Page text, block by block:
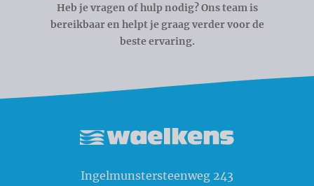
Heb je vragen of hulp nodig? Ons team is
bereikbaar en helpt je graag verder voor de
beste ervaring.
Ingelmunstersteenweg 243